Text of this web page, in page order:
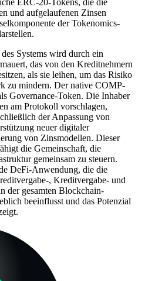
und aufgelaufenen Zinsen
der Tokenomics-
Systems wird durch ein
das von den Kreditnehmern
als sie leihen, um das Risiko
zu mindern. Der native COMP-
Governance-Token. Die Inhaber
am Protokoll vorschlagen,
der Anpassung von
neuer digitaler
von Zinsmodellen. Dieser
die Gemeinschaft, die
gemeinsam zu steuern.
DeFi-Anwendung, die die
, Kreditvergabe- und
der gesamten Blockchain-
beeinflusst und das Potenzial